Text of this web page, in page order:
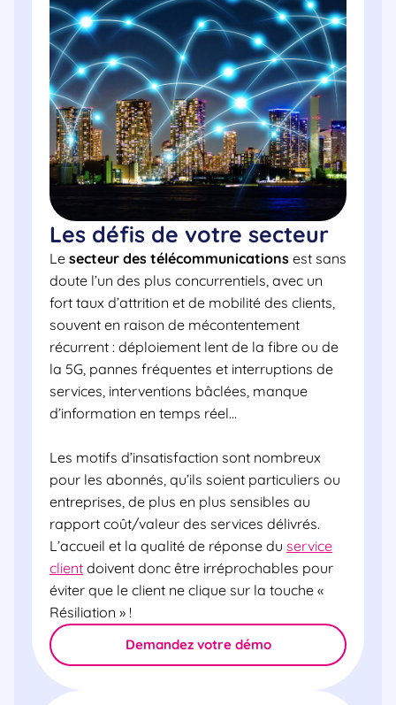
Les défis de votre secteur
Le secteur des télécommunications est sans
doute l’un des plus concurrentiels, avec un
fort taux d’attrition et de mobilité des clients,
souvent en raison de mécontentement
récurrent : déploiement lent de la fibre ou de
la 5G, pannes fréquentes et interruptions de
services, interventions bâclées, manque
d’information en temps réel…
Les motifs d’insatisfaction sont nombreux
pour les abonnés, qu’ils soient particuliers ou
entreprises, de plus en plus sensibles au
rapport coût/valeur des services délivrés.
L’accueil et la qualité de réponse du service
client doivent donc être irréprochables pour
éviter que le client ne clique sur la touche «
Résiliation » !
Demandez votre démo